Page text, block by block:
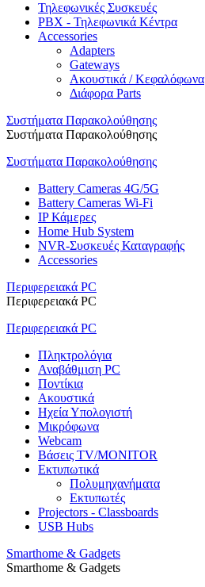
Τηλεφωνικές Συσκευές
PBX - Τηλεφωνικά Κέντρα
Accessories
Adapters
Gateways
Ακουστικά / Κεφαλόφωνα
Διάφορα Parts
Συστήματα Παρακολούθησης
Συστήματα Παρακολούθησης
Συστήματα Παρακολούθησης
Battery Cameras 4G/5G
Battery Cameras Wi-Fi
IP Κάμερες
Home Hub System
NVR-Συσκευές Καταγραφής
Accessories
Περιφερειακά PC
Περιφερειακά PC
Περιφερειακά PC
Πληκτρολόγια
Αναβάθμιση PC
Ποντίκια
Ακουστικά
Ηχεία Υπολογιστή
Μικρόφωνα
Webcam
Βάσεις TV/MONITOR
Εκτυπωτικά
Πολυμηχανήματα
Εκτυπωτές
Projectors - Classboards
USB Hubs
Smarthome & Gadgets
Smarthome & Gadgets